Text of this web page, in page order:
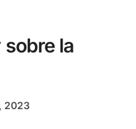
la
2023